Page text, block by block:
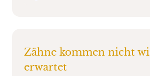
Zähne kommen nicht
erwartet